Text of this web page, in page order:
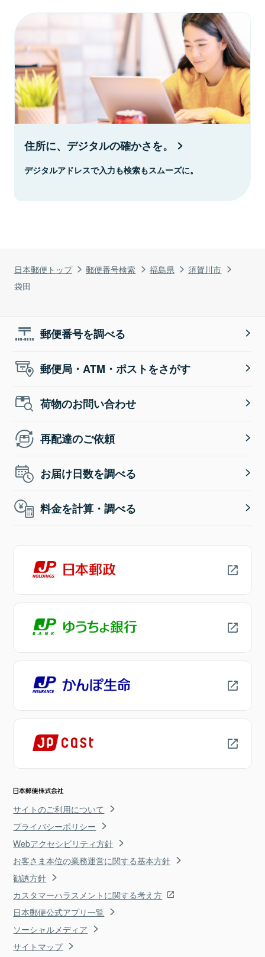
日本郵便トップ 郵便番号検索 福島県
須賀川市
袋田
住所に、デジタルの確かさを。
デジタルアドレスで入力も検索もスムーズに。
郵便番号を調べる
郵便局・ATM・ポストをさがす
荷物のお問い合わせ
再配達のご依頼
お届け日数を調べる
料金を計算・調べる
サイトのご利用について
プライバシーポリシー
Webアクセシビリティ方針
お客さま本位の業務運営に関する基本方針
勧誘方針
カスタマーハラスメントに関する考え方
日本郵便公式アプリ一覧
ソーシャルメディア
サイトマップ